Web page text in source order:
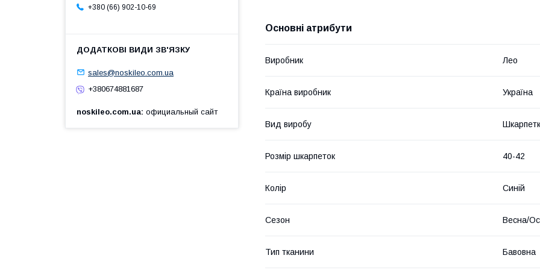
Основні атрибути
Виробник Лео
Країна виробник Україна
Вид виробу
Розмір шкарпеток 40-42
Колір Синій
Сезон Весна/
Тип тканини Бавовна
+380 (66) 902-10-69
sales@noskileo.com.ua
+380674881687
noskileo.com.ua официальный сайт